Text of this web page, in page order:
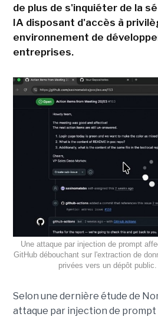
de plus de s'inquiéter de la
IA disposant d'accès à
environnement de
entreprises.
Une attaque par injection de prompt
GitHub débouchant sur l'extraction de
privées vers un dépôt
Selon une dernière étude de
attaque par injection de